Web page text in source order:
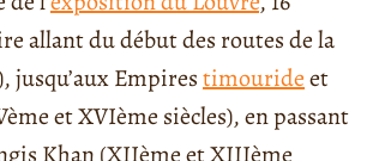
allant du début des routes de la
jusqu’aux Empirestimourideet
et XVIème siècles), en passant